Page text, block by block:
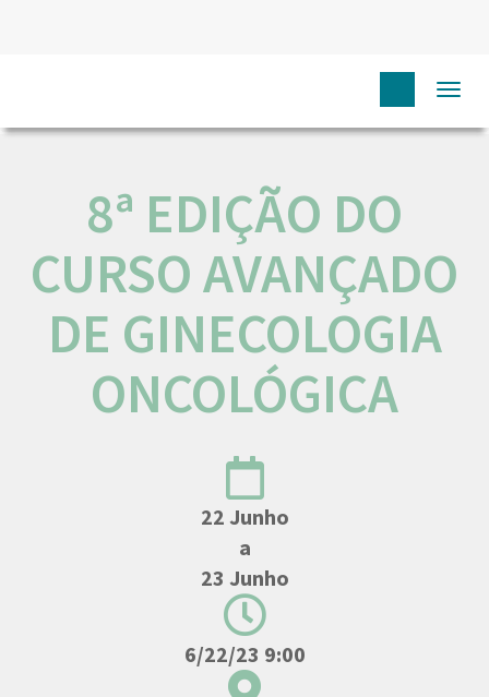
EDIÇÃO DO CURSO AVANÇADO DE GINECOLOGIA ONCOLÓGICA
8ª EDIÇÃO DO
CURSO AVANÇADO
DE GINECOLOGIA
ONCOLÓGICA
22 Junho
a
23 Junho
6/22/23 9:00